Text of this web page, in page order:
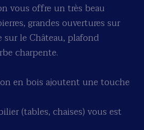
vous offre un très beau
grandes ouvertures sur
sur le Château, plafond
charpente.
en bois ajoutent une touche
(tables, chaises) vous est